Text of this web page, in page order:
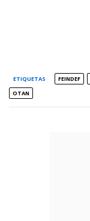
ETIQUETAS FEINDEF
OTAN